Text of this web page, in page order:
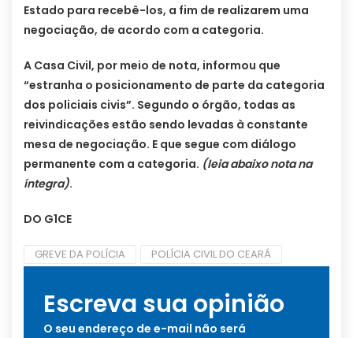
Estado para recebê-los, a fim de realizarem uma
negociação, de acordo com a categoria.
A Casa Civil, por meio de nota, informou que
“estranha o posicionamento de parte da categoria
dos policiais civis”. Segundo o órgão, todas as
reivindicações estão sendo levadas à constante
mesa de negociação. E que segue com diálogo
permanente com a categoria. (leia abaixo nota na
íntegra).
DO G1CE
GREVE DA POLÍCIA POLÍCIA CIVIL DO CEARÁ
Escreva sua opinião
O seu endereço de e-mail não será